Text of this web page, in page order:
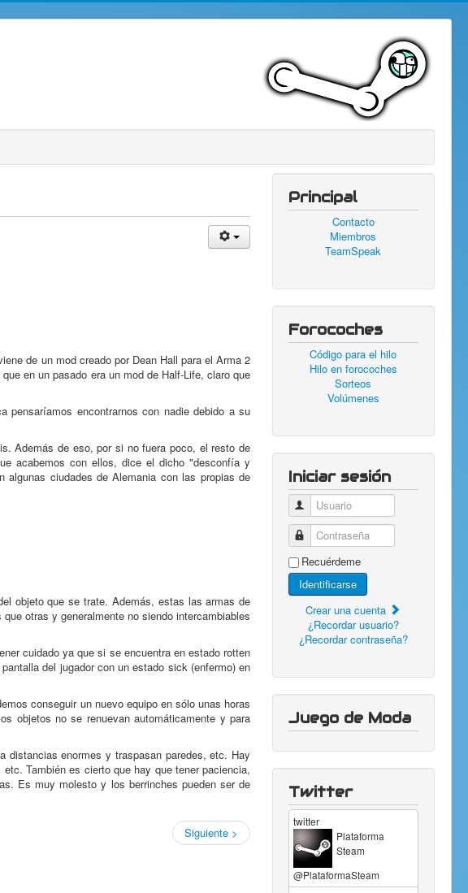
de un mod creado por Dean Hall para el Arma 2
en un pasado era un mod de Half-Life, claro que
pensaríamos encontrarnos con nadie debido a su
Además de eso, por si no fuera poco, el resto de
acabemos con ellos, dice el dicho "desconfía y
algunas ciudades de Alemania con las propias de
objeto que se trate. Además, estas las armas de
otras y generalmente no siendo intercambiables
cuidado ya que si se encuentra en estado rotten
del jugador con un estado sick (enfermo) en
conseguir un nuevo equipo en sólo unas horas
objetos no se renuevan automáticamente y para
enormes y traspasan paredes, etc. Hay
También es cierto que hay que tener paciencia,
Es muy molesto y los berrinches pueden ser de
Siguiente >
Principal
Contacto
Miembros
TeamSpeak
Forocoches
Código para el hilo
Hilo en forocoches
Sorteos
Volúmenes
Iniciar sesión
Usuario
Contraseña
Recuérdeme
Identificarse
Crear una cuenta
¿Recordar usuario?
¿Recordar contraseña?
Juego de Moda
Twitter
twitter
Plataforma
Steam
@PlataformaSteam